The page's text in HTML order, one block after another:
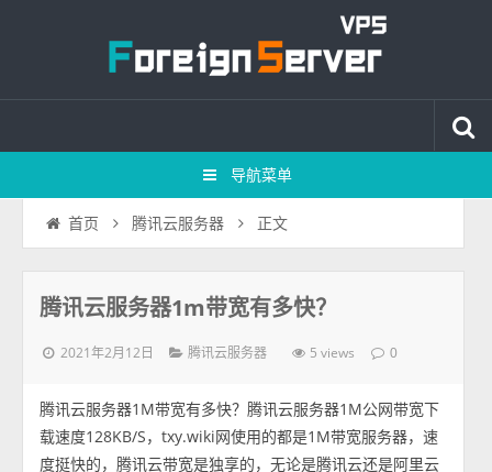
导航菜单
首页 腾讯云服务器 正文
腾讯云服务器1m带宽有多快？
2021年2月12日 腾讯云服务器 5 views 0
腾讯云服务器1M带宽有多快？腾讯云服务器1M公网带宽下
载速度128KB/S，txy.wiki网使用的都是1M带宽服务器，速
度挺快的，腾讯云带宽是独享的，无论是腾讯云还是阿里云